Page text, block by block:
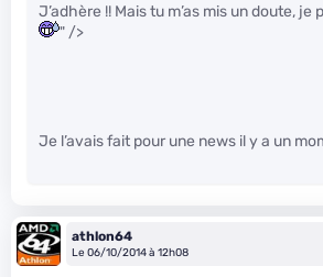
J’adhère !! Mais tu m’as mis un doute, je
" />
Je l’avais fait pour une news il y a un
athlon64
Le 06/10/2014 à 12h08